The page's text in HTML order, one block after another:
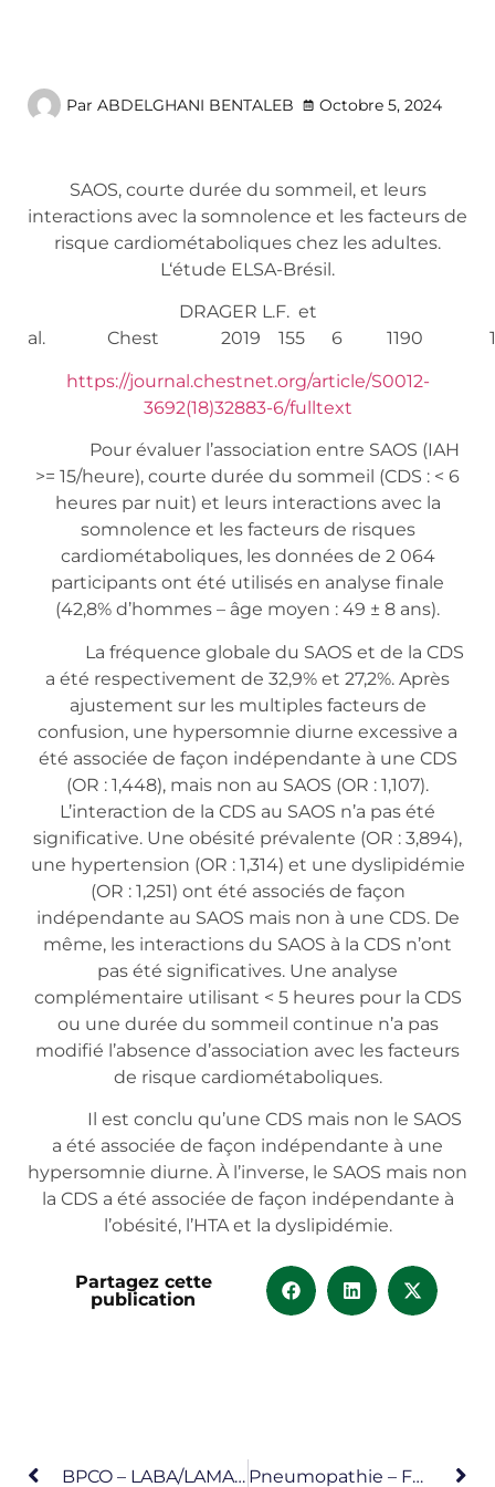
Par ABDELGHANI BENTALEB Octobre 5, 2024
SAOS, courte durée du sommeil, et leurs
interactions avec la somnolence et les facteurs de
risque cardiométaboliques chez les adultes.
L‘étude ELSA-Brésil.
DRAGER L.F. et
al. Chest 2019 155 6 1190
https://journal.chestnet.org/article/S0012-
3692(18)32883-6/fulltext
Pour évaluer l’association entre SAOS (IAH
>= 15/heure), courte durée du sommeil (CDS : < 6
heures par nuit) et leurs interactions avec la
somnolence et les facteurs de risques
cardiométaboliques, les données de 2 064
participants ont été utilisés en analyse finale
(42,8% d’hommes – âge moyen : 49­ ± 8 ans).
La fréquence globale du SAOS et de la CDS
a été respectivement de 32,9% et 27,2%. Après
ajustement sur les multiples facteurs de
confusion, une hypersomnie diurne excessive a
été associée de façon indépendante à une CDS
(OR : 1,448), mais non au SAOS (OR : 1,107).
L’interaction de la CDS au SAOS n’a pas été
significative. Une obésité prévalente (OR : 3,894),
une hypertension (OR : 1,314) et une dyslipidémie
(OR : 1,251) ont été associés de façon
indépendante au SAOS mais non à une CDS. De
même, les interactions du SAOS à la CDS n’ont
pas été significatives. Une analyse
complémentaire utilisant < 5 heures pour la CDS
ou une durée du sommeil continue n’a pas
modifié l’absence d’association avec les facteurs
de risque cardiométaboliques.
Il est conclu qu’une CDS mais non le SAOS
a été associée de façon indépendante à une
hypersomnie diurne. À l’inverse, le SAOS mais non
la CDS a été associée de façon indépendante à
l’obésité, l’HTA et la dyslipidémie.
Partagez cette
publication
BPCO – LABA/LAMA – LABA/CI Pneumopathie – Fonction Pulmonaire – Démence